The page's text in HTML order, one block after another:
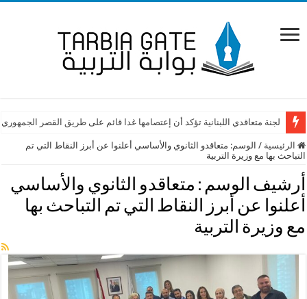
لجنة متعاقدي اللبنانية تؤكد أن إعتصامها غدا قائم على طريق القصر الجمهوري
الرئيسية / الوسم: متعاقدو الثانوي والأساسي أعلنوا عن أبرز النقاط التي تم
التباحث بها مع وزيرة التربية
أرشيف الوسم : متعاقدو الثانوي والأساسي
أعلنوا عن أبرز النقاط التي تم التباحث بها
مع وزيرة التربية